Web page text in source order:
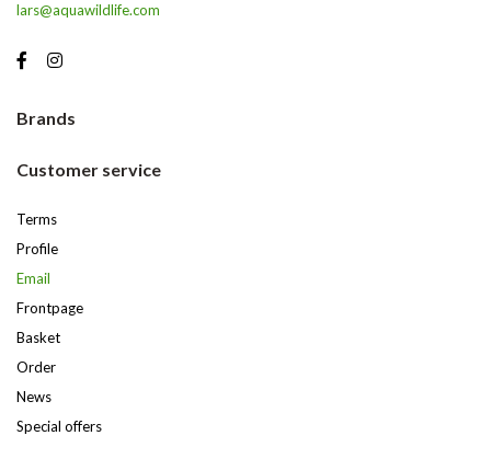
lars@aquawildlife.com
Brands
Customer service
Terms
Profile
Email
Frontpage
Basket
Order
News
Special offers